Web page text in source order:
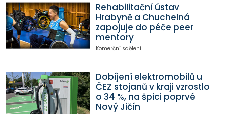
Rehabilitační ústav
Hrabyně a Chuchelná
zapojuje do péče peer
mentory
Komerční sdělení
Dobíjení elektromobilů u
ČEZ stojanů v kraji vzrostlo
o 34 %, na špici poprvé
Nový Jičín